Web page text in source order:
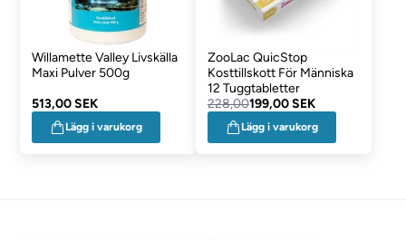
Willamette Valley Livskälla
Maxi Pulver 500g
513,00 SEK
Lägg i varukorg
ZooLac QuicStop
Kosttillskott För Människa
12 Tuggtabletter
228,00199,00 SEK
Lägg i varukorg